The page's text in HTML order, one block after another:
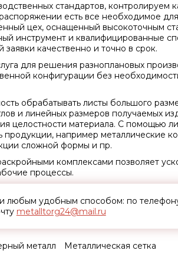
стандартов, контролируем
есть все необходимое
цех, оснащенный высокоточным
инструмент и квалифицированные
качественно и точно в срок.
для решения разноплановых
конфигурации без
обрабатывать листы большого
и линейных размеров получаемых
целостности материала. С помощью
например металлические
сложной формы и пр.
комплексами позволяет
процессы.
любым удобным способом: по
metalltorg24@mail.ru
металл Металлическая сетка